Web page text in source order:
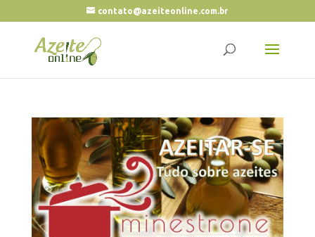
contato@azeiteonline.com.br